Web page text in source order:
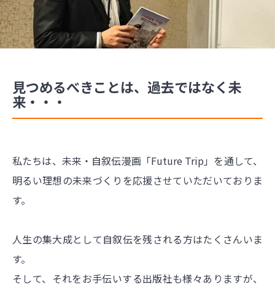
見つめるべきことは、過去ではなく未
来・・・
私たちは、未来・自叙伝漫画「Future Trip」を通して、
明るい理想の未来づくりを応援させていただいておりま
す。
人生の集大成として自叙伝を残される方はたくさんいま
す。
そして、それをお手伝いする出版社も様々ありますが、